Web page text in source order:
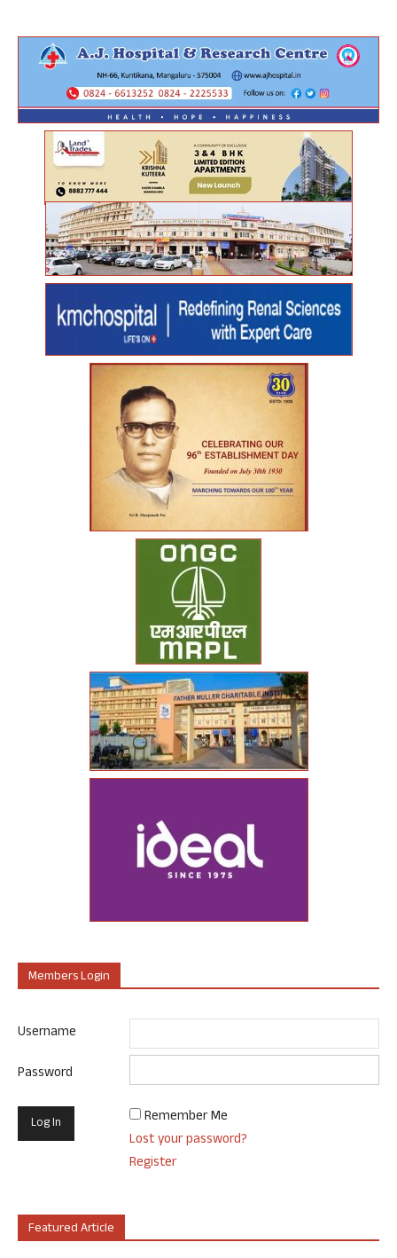
Members Login
Username
Password
Remember Me
Lost your password?
Register
Featured Article